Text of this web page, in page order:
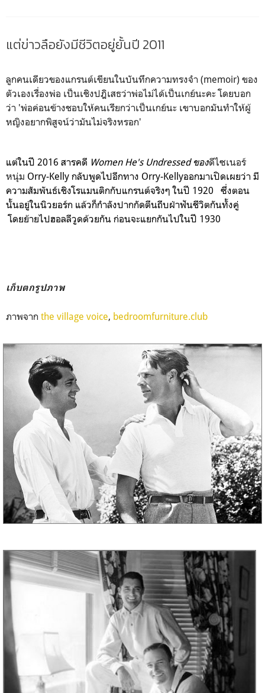
แต่ข่าวลือยังมีชีวิตอยู่ยั้นปี 2011
ลูกคนเดียวของแกรนต์เขียนในบันทึกความทรงจำ (memoir) ของ
ตัวเองเรื่องพ่อ เป็นเชิงปฎิเสธว่าพ่อไม่ได้เป็นเกย์นะคะ โดยบอก
ว่า 'พ่อค่อนข้างชอบให้คนเรียกว่าเป็นเกย์นะ เขาบอกมันทำให้ผู้
หญิงอยากพิสูจน์ว่ามันไม่จริงหรอก'
แต่ในปี 2016 สารคดี Women He's Undressedของดีไซเนอร์
หนุ่ม Orry-Kelly กลับพูดไปอีกทาง Orry-Kellyออกมาเปิดเผยว่า มี
ความสัมพันธ์เชิงโรแมนติกกับแกรนต์จริงๆ ในปี 1920 ซึ่งตอน
นั้นอยู่ในนิวยอร์ก แล้วก็กำลังปากกัดตีนถีบฝ่าฟันชีวิตกันทั้งคู่
โดยย้ายไปฮอลลีวูดด้วยกัน ก่อนจะแยกกันไปในปี 1930
เก็บตกรูปภาพ
ภาพจาก the village voice, bedroomfurniture.club